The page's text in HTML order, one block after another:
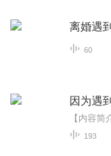
离婚遇
60
因为遇
193